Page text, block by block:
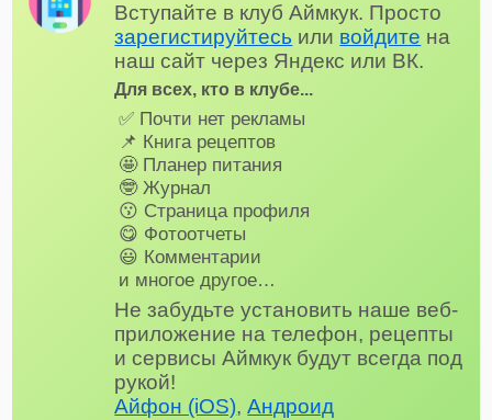
Вступайте в клуб Аймкук. Просто
зарегистируйтесь или войдите на
наш сайт через Яндекс или ВК.
Для всех, кто в клубе...
✅ Почти нет рекламы
📌 Книга рецептов
🤩 Планер питания
🤓 Журнал
😗 Страница профиля
😋 Фотоотчеты
😃 Комментарии
и многое другое…
Не забудьте установить наше веб-
приложение на телефон, рецепты
и сервисы Аймкук будут всегда под
рукой!
Айфон (iOS),Андроид